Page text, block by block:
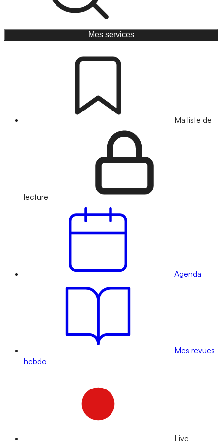
Mes services
Ma liste de
lecture
Agenda
Mes revues
hebdo
Live